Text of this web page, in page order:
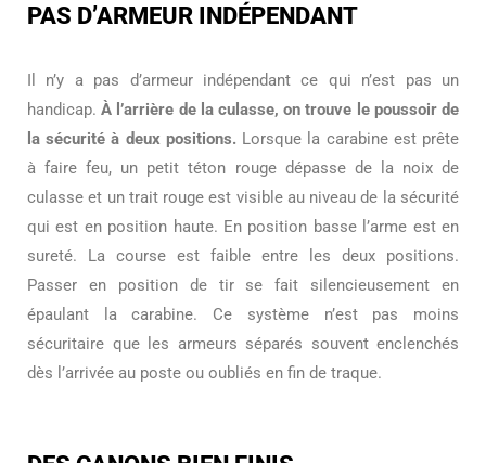
PAS D’ARMEUR INDÉPENDANT
Il n’y a pas d’armeur indépendant ce qui n’est pas un
handicap.À l’arrière de la culasse, on trouve le poussoir de
la sécurité à deux positions.Lorsque la carabine est prête
à faire feu, un petit téton rouge dépasse de la noix de
culasse et un trait rouge est visible au niveau de la sécurité
qui est en position haute. En position basse l’arme est en
sureté. La course est faible entre les deux positions.
Passer en position de tir se fait silencieusement en
épaulant la carabine. Ce système n’est pas moins
sécuritaire que les armeurs séparés souvent enclenchés
dès l’arrivée au poste ou oubliés en fin de traque.